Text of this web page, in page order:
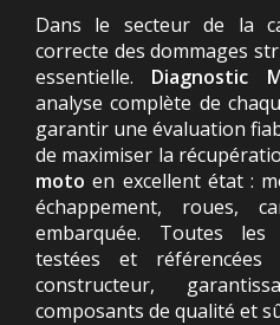
Dans le secteur de la
correcte des dommages
essentielle. Diagnostic
analyse complète de
garantir une évaluation
de maximiser la
moto en excellent état :
échappement, roues,
embarquée. Toutes
testées et référencées
constructeur,
composants de qualité et